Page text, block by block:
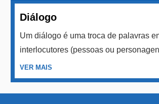
Diálogo
Um diálogo é uma troca de palavras
interlocutores (pessoas ou
VER MAIS